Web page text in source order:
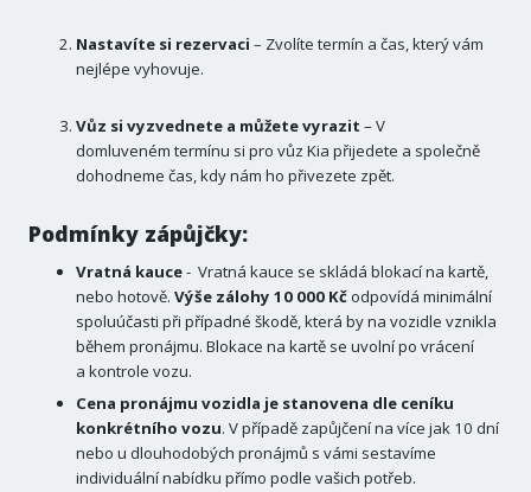
Nastavíte si rezervaci – Zvolíte termín a čas, který vám
nejlépe vyhovuje.
Vůz si vyzvednete a můžete vyrazit – V
domluveném termínu si pro vůz Kia přijedete a společně
dohodneme čas, kdy nám ho přivezete zpět.
Podmínky zápůjčky:
Vratná kauce- Vratná kauce se skládá blokací na kartě,
nebo hotově. Výše zálohy 10 000 Kč odpovídá minimální
spoluúčasti při případné škodě, která by na vozidle vznikla
během pronájmu. Blokace na kartě se uvolní po vrácení
a kontrole vozu.
Cena pronájmu vozidla je stanovena dle ceníku
konkrétního vozu. V případě zapůjčení na více jak 10 dní
nebo u dlouhodobých pronájmů s vámi sestavíme
individuální nabídku přímo podle vašich potřeb.